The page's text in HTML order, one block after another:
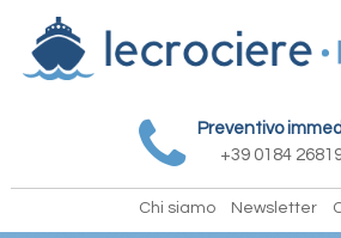
Preventivo
+39 0184
Chi siamo Newsletter